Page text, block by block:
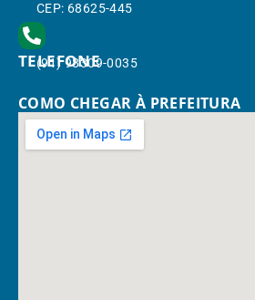
CEP: 68625-445
TELEFONE
(91) 98309-0035
COMO CHEGAR À PREFEITURA